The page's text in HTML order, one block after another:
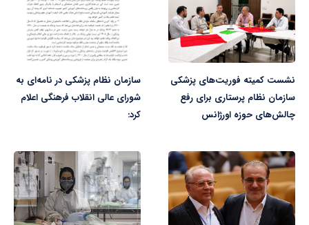
نشست کمیته فوریت‌های پزشکی
سازمان نظام پرستاری برای رفع
چالش‌های حوزه اورژانس
سازمان نظام پزشکی در نامه‌ای به
شورای عالی انقلاب فرهنگی اعلام
کرد: